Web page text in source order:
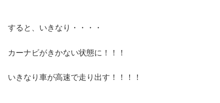
すると、いきなり・・・・
カーナビがきかない状態に！！！
いきなり車が高速で走り出す！！！！